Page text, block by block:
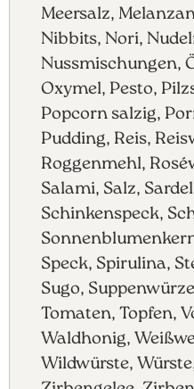
Meersalz,
Nibbits, Nori,
Nussmischungen,
Oxymel, Pesto,
Popcorn salzig,
Pudding, Reis,
Roggenmehl,
Salami, Salz,
Schinkenspeck,
Speck, Spirulina,
Sugo,
Tomaten, Topfen,
Waldhonig,
Wildwürste,